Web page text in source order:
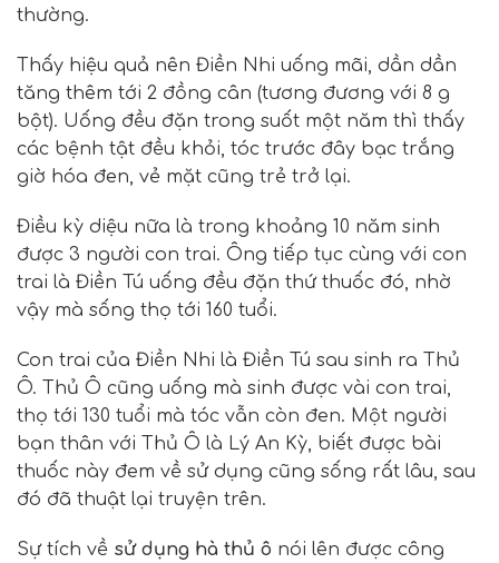
thường.
Thấy hiệu quả nên Điền Nhi uống mãi, dần dần
tăng thêm tới 2 đồng cân (tương đương với 8 g
bột). Uống đều đặn trong suốt một năm thì thấy
các bệnh tật đều khỏi, tóc trước đây bạc trắng
giờ hóa đen, vẻ mặt cũng trẻ trở lại.
Điều kỳ diệu nữa là trong khoảng 10 năm sinh
được 3 người con trai. Ông tiếp tục cùng với con
trai là Điền Tú uống đều đặn thứ thuốc đó, nhờ
vậy mà sống thọ tới 160 tuổi.
Con trai của Điền Nhi là Điền Tú sau sinh ra Thủ
Ô. Thủ Ô cũng uống mà sinh được vài con trai,
thọ tới 130 tuổi mà tóc vẫn còn đen. Một người
bạn thân với Thủ Ô là Lý An Kỳ, biết được bài
thuốc này đem về sử dụng cũng sống rất lâu, sau
đó đã thuật lại truyện trên.
Sự tích về sử dụng hà thủ ô nói lên được công